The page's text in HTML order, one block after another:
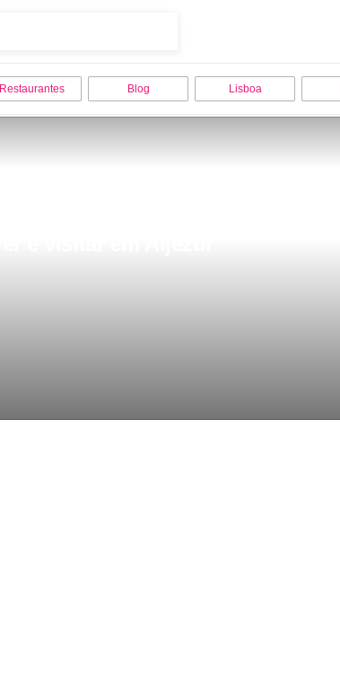
Restaurantes Blog Lisboa